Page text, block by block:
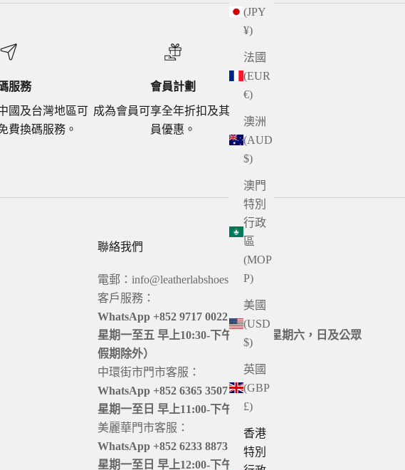
(JPY
¥)
法國
(EUR
€)
澳洲
(AUD
$)
澳門
特別
行政
區
(MOP
P)
美國
(USD
$)
英國
(GBP
£)
香港
特別
服務
國及台灣地區可
費換碼服務。
會員計劃
成為會員可享全年折扣及其他會
員優惠。
聯絡我們
電郵：info@leatherlabshoes.com
客戶服務：
WhatsApp +852 9717 0022
星期一至五 早上10:30-下午19:00（星期六，日及公眾
假期除外）
中環街市門市客服：
WhatsApp +852 6365 3507
星期一至日 早上11:00-下午20:00
美麗華門市客服：
WhatsApp +852 6233 8873
星期一至日 早上12:00-下午21:00